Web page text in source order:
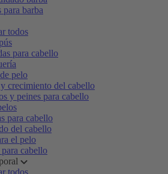
para barba
todos
para cabello
pelo
crecimiento del cabello
y peines para cabello
para cabello
del cabello
el pelo
para cabello
todos